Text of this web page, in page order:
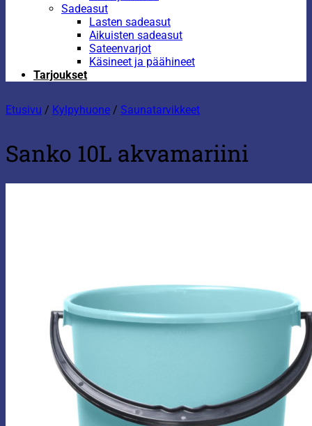
Sadeasut
Lasten sadeasut
Aikuisten sadeasut
Sateenvarjot
Käsineet ja päähineet
Tarjoukset
Etusivu / Kylpyhuone / Saunatarvikkeet
Sanko 10L akvamariini